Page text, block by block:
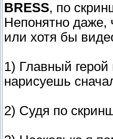
BRESS, по
Непонятно даже,
или хотя бы
1) Главный герой
нарисуешь
2) Судя по